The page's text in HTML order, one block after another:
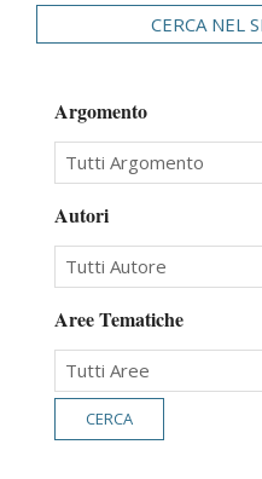
CERCA NEL
Argomento
Autori
Aree Tematiche